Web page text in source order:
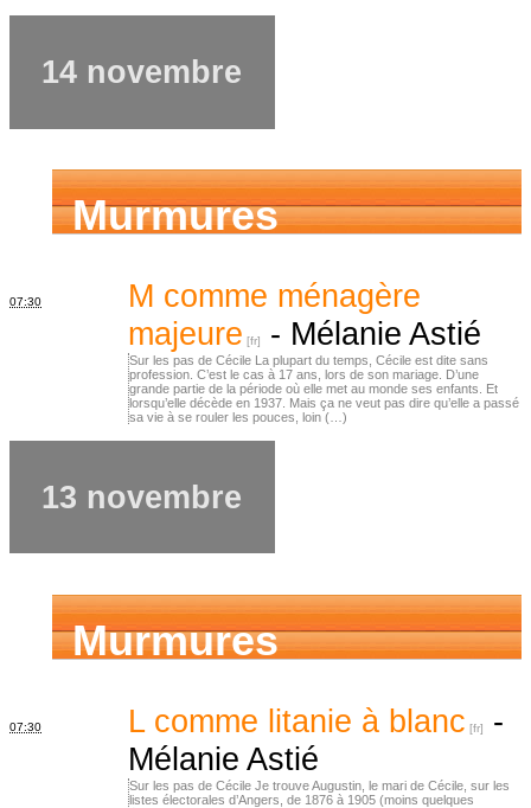
14 novembre
Murmures
d’ancêtres
07:30
M comme ménagère
majeure
- Mélanie Astié
Sur les pas de Cécile La plupart du temps, Cécile est dite sans
profession. C’est le cas à 17 ans, lors de son mariage. D’une
grande partie de la période où elle met au monde ses enfants. Et
lorsqu’elle décède en 1937. Mais ça ne veut pas dire qu’elle a passé
sa vie à se rouler les pouces, loin (…)
13 novembre
Murmures
d’ancêtres
07:30 L comme litanie à blanc
-
Mélanie Astié
Sur les pas de Cécile Je trouve Augustin, le mari de Cécile, sur les
listes électorales d’Angers, de 1876 à 1905 (moins quelques